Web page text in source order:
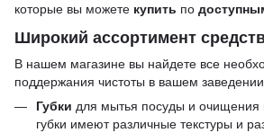
которые вы можете купить по
Широкий ассортимент
В нашем магазине вы найдете все
поддержания чистоты в вашем
Губки для мытья посуды и очищения
губки имеют различные текстуры и